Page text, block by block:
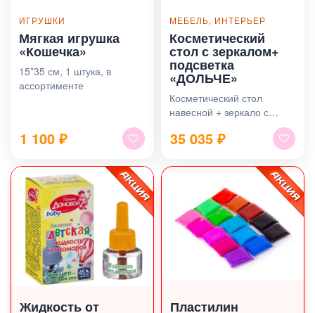
ИГРУШКИ
Мягкая игрушка
«Кошечка»
15*35 см, 1 штука, в
ассортименте
1 100 ₽
МЕБЕЛЬ, ИНТЕРЬЕР
Косметический
стол с зеркалом+
подсветка
«ДОЛЬЧЕ»
Косметический стол
навесной + зеркало с
35 035 ₽
Жидкость от Пластилин